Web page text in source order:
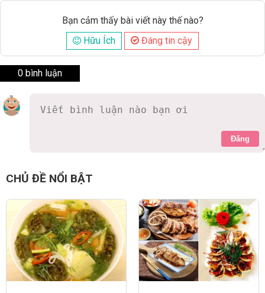
Bạn cảm thấy bài viết này thế nào?
Hữu Ích
Đáng tin cậy
0 bình luận
Đăng
CHỦ ĐỀ NỔI BẬT